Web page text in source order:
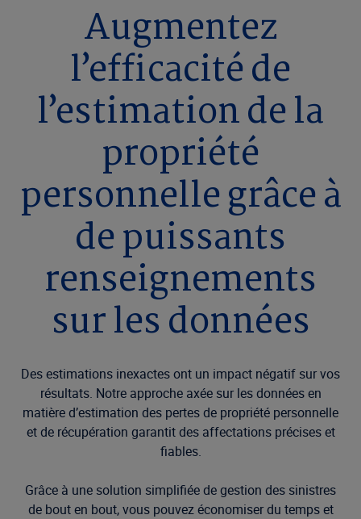
Augmentez
l’efficacité de
l’estimation de la
propriété
personnelle grâce à
de puissants
renseignements
sur les données
Des estimations inexactes ont un impact négatif sur vos
résultats. Notre approche axée sur les données en
matière d’estimation des pertes de propriété personnelle
et de récupération garantit des affectations précises et
fiables.
Grâce à une solution simplifiée de gestion des sinistres
de bout en bout, vous pouvez économiser du temps et